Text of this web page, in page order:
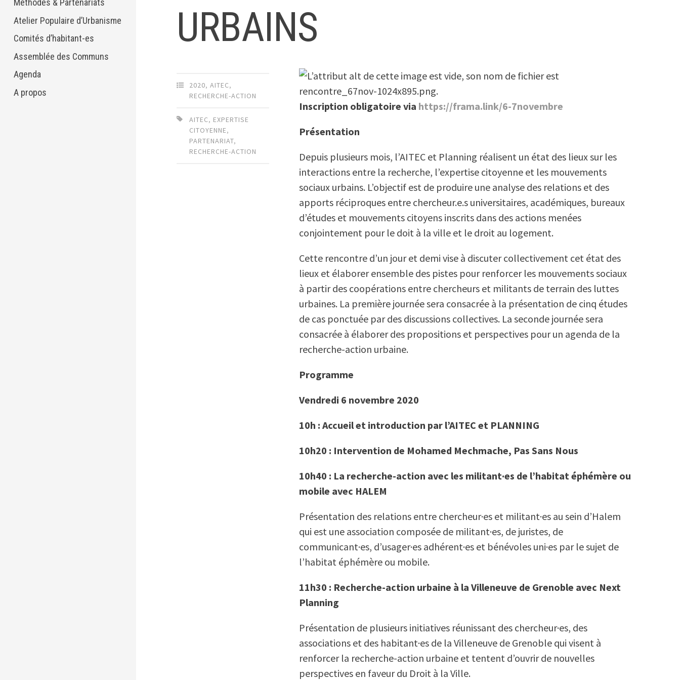
Méthodes & Partenariats
Atelier Populaire d’Urbanisme
Comités d’habitant-es
Assemblée des Communs
Agenda
A propos
URBAINS
2020,AITEC,
RECHERCHE-ACTION
AITEC, EXPERTISE
CITOYENNE,
PARTENARIAT,
RECHERCHE-ACTION
Inscription obligatoire via https://frama.link/6-7novembre
Présentation
Depuis plusieurs mois, l’AITEC et Planning réalisent un état des lieux sur les
interactions entre la recherche, l’expertise citoyenne et les mouvements
sociaux urbains. L’objectif est de produire une analyse des relations et des
apports réciproques entre chercheur.e.s universitaires, académiques, bureaux
d’études et mouvements citoyens inscrits dans des actions menées
conjointement pour le doit à la ville et le droit au logement.
Cette rencontre d’un jour et demi vise à discuter collectivement cet état des
lieux et élaborer ensemble des pistes pour renforcer les mouvements sociaux
à partir des coopérations entre chercheurs et militants de terrain des luttes
urbaines. La première journée sera consacrée à la présentation de cinq études
de cas ponctuée par des discussions collectives. La seconde journée sera
consacrée à élaborer des propositions et perspectives pour un agenda de la
recherche-action urbaine.
Programme
Vendredi 6 novembre 2020
10h : Accueil et introduction par l’AITEC et PLANNING
10h20 : Intervention de Mohamed Mechmache, Pas Sans Nous
10h40 : La recherche-action avec les militant·es de l’habitat éphémère ou
mobile avec HALEM
Présentation des relations entre chercheur·es et militant·es au sein d’Halem
qui est une association composée de militant·es, de juristes, de
communicant·es, d’usager·es adhérent·es et bénévoles uni·es par le sujet de
l’habitat éphémère ou mobile.
11h30 : Recherche-action urbaine à la Villeneuve de Grenoble avec Next
Planning
Présentation de plusieurs initiatives réunissant des chercheur·es, des
associations et des habitant·es de la Villeneuve de Grenoble qui visent à
renforcer la recherche-action urbaine et tentent d’ouvrir de nouvelles
perspectives en faveur du Droit à la Ville.